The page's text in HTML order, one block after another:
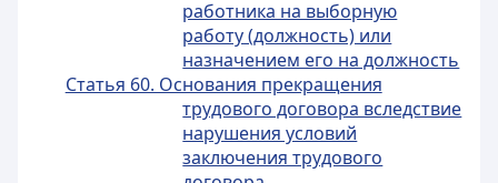
работника на выборную
работу (должность) или
назначением его на должность
Статья 60. Основания прекращения
трудового договора вследствие
нарушения условий
заключения трудового